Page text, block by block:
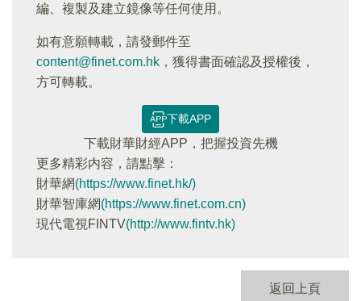
編、複製及建立鏡像等任何使用。
如有意願轉載，請發郵件至
content@finet.com.hk ，獲得書面確認及授權後，
方可轉載。
下載APP
下載財華財經APP，把握投資先機
更多精彩内容，請點擊：
財華網(https://www.finet.hk/)
財華智庫網(https://www.finet.com.cn)
現代電視FINTV(http://www.fintv.hk)
返回上頁